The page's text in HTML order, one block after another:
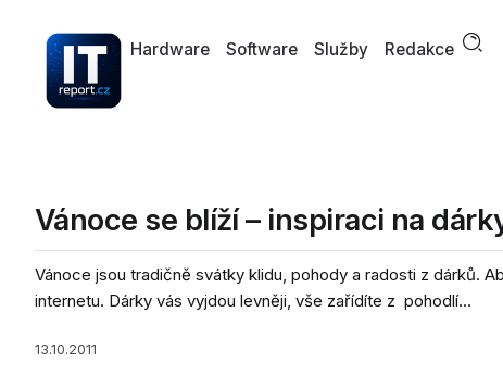
Hardware Software Služby Redakce
Vánoce se blíží – inspiraci na
Vánoce jsou tradičně svátky klidu, pohody a radosti z dárků.
internetu. Dárky vás vyjdou levněji, vše zařídíte z pohodlí...
13.10.2011